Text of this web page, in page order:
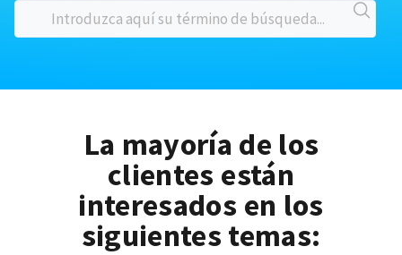
La mayoría de los
clientes están
interesados en los
siguientes temas: